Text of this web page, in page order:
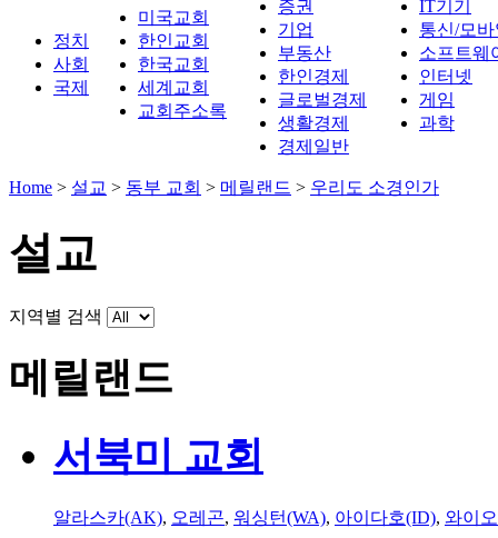
정치
사회
국제
미국교회
한인교회
한국교회
세계교회
교회주소록
증권
기업
부동산
한인경제
글로벌경제
생활경제
경제일반
IT기기
통신/모
소프트웨
인터넷
게임
과학
Home > 설교 > 동부 교회 > 메릴랜드 > 우리도 소경인가
설교
지역별 검색
메릴랜드
서북미 교회
알라스카(AK), 오레곤, 워싱턴(WA), 아이다호(ID), 와이